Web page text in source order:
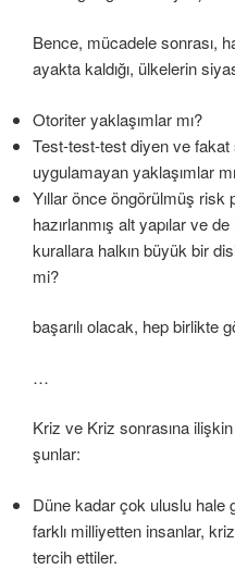
Bence, mücadele sonrası,
ayakta kaldığı, ülkelerin
Otoriter yaklaşımlar mı?
Test-test-test diyen ve fakat
uygulamayan yaklaşımlar
Yıllar önce öngörülmüş risk
hazırlanmış alt yapılar ve
kurallara halkın büyük bir
mi?
başarılı olacak, hep birlikte
…
Kriz ve Kriz sonrasına
şunlar:
Düne kadar çok uluslu hale
farklı milliyetten insanlar,
tercih ettiler.